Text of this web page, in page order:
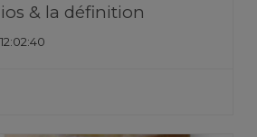
& la définition